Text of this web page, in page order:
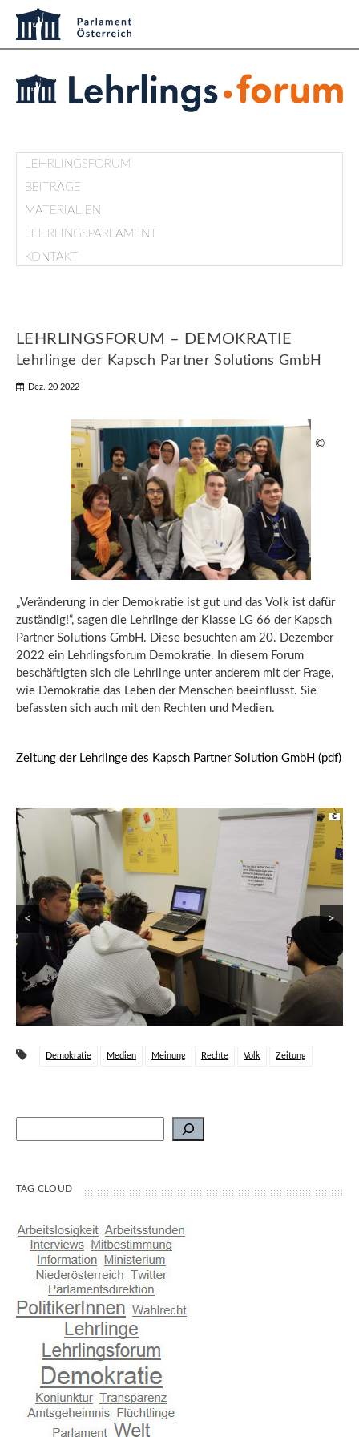
LEHRLINGSFORUM
BEITRÄGE
MATERIALIEN
LEHRLINGSPARLAMENT
KONTAKT
LEHRLINGSFORUM – DEMOKRATIE
Lehrlinge der Kapsch Partner Solutions GmbH
Dez. 20 2022
©
„Veränderung in der Demokratie ist gut und das Volk ist dafür
zuständig!“, sagen die Lehrlinge der Klasse LG 66 der Kapsch
Partner Solutions GmbH. Diese besuchten am 20. Dezember
2022 ein Lehrlingsforum Demokratie. In diesem Forum
beschäftigten sich die Lehrlinge unter anderem mit der Frage,
wie Demokratie das Leben der Menschen beeinflusst. Sie
befassten sich auch mit den Rechten und Medien.
Zeitung der Lehrlinge des Kapsch Partner Solution GmbH (pdf)
©
©
< >
Demokratie Medien Meinung Rechte Volk Zeitung
Suchen
TAG CLOUD